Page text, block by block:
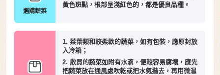
選購蔬菜
黃色斑點，根部呈淺紅色的，都是優良品種。
1. 菜葉類和較柔軟的蔬菜，如有包裝，應原封放
入冷箱；
2. 散買的蔬菜如附有水滴，便較容易腐壞，應先
把蔬菜放在通風處吹乾或把水氣揩去，再用微濕